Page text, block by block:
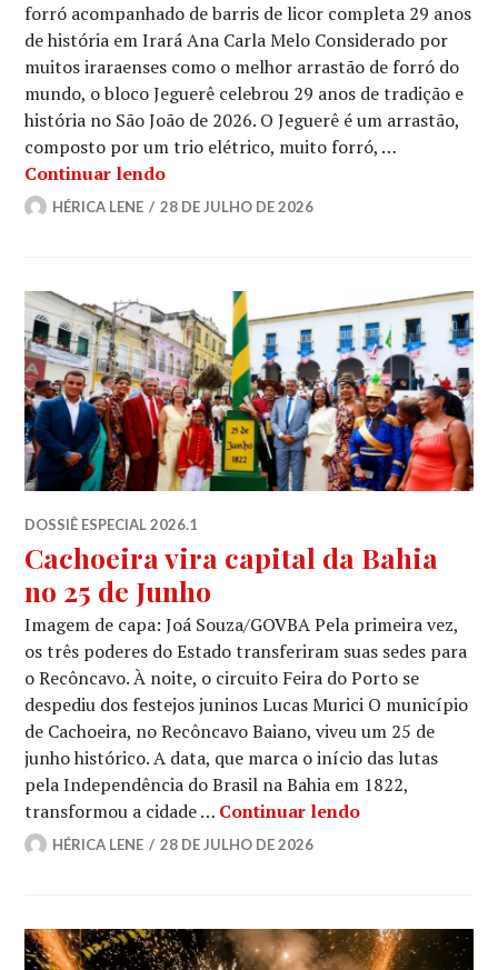
forró acompanhado de barris de licor completa 29 anos
de história em Irará Ana Carla Melo Considerado por
muitos iraraenses como o melhor arrastão de forró do
mundo, o bloco Jeguerê celebrou 29 anos de tradição e
história no São João de 2026. O Jeguerê é um arrastão,
composto por um trio elétrico, muito forró, …
Continuar lendoConheça o bloco Jeguerê
HÉRICA LENE 28 DE JULHO DE 2026
DOSSIÊ ESPECIAL 2026.1
Cachoeira vira capital da Bahia
no 25 de Junho
Imagem de capa: Joá Souza/GOVBA Pela primeira vez,
os três poderes do Estado transferiram suas sedes para
o Recôncavo. À noite, o circuito Feira do Porto se
despediu dos festejos juninos Lucas Murici O município
de Cachoeira, no Recôncavo Baiano, viveu um 25 de
junho histórico. A data, que marca o início das lutas
pela Independência do Brasil na Bahia em 1822,
transformou a cidade … Continuar lendoCachoeira vira
HÉRICA LENE 28 DE JULHO DE 2026